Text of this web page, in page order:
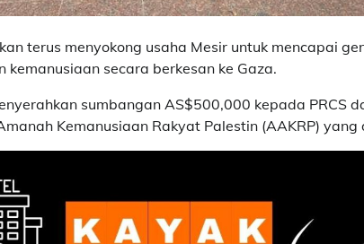
terus menyokong usaha Mesir untuk mencapai
secara berkesan ke Gaza.
sumbangan AS$500,000 kepada PRCS
Kemanusiaan Rakyat Palestin (AAKRP)